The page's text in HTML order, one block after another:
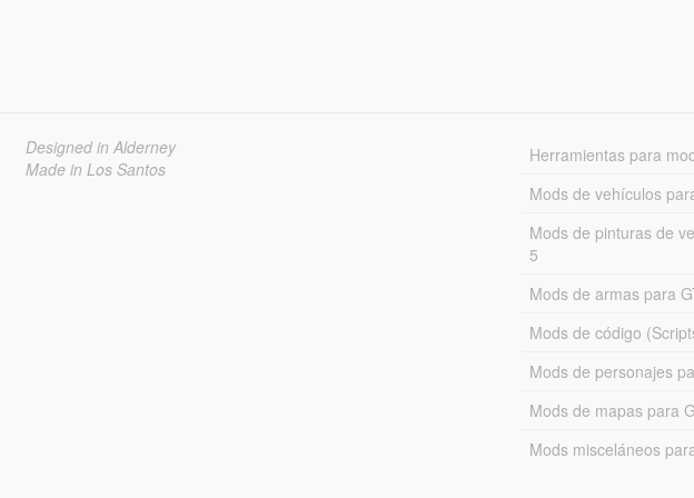
Designed in Alderney
Made in Los Santos
Herramientas para
Mods de vehículos
Mods de pinturas de
5
Mods de armas para
Mods de código
Mods de personajes
Mods de mapas para
Mods misceláneos